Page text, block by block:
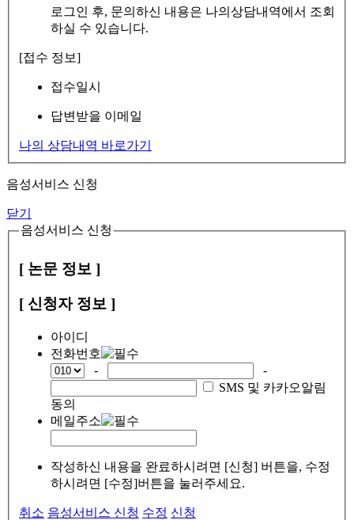
로그인 후, 문의하신 내용은 나의상담내역에서 조회
하실 수 있습니다.
[접수 정보]
접수일시
답변받을 이메일
나의 상담내역 바로가기
음성서비스 신청
닫기
음성서비스 신청
[ 논문 정보 ]
[ 신청자 정보 ]
아이디
전화번호
-
-
SMS 및 카카오알림
동의
메일주소
작성하신 내용을 완료하시려면 [신청] 버튼을, 수정
하시려면 [수정]버튼을 눌러주세요.
취소 음성서비스 신청 수정 신청